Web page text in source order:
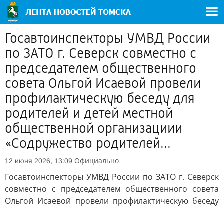
Госавтоинспекторы УМВД России
по ЗАТО г. Северск совместно с
председателем общественного
совета Ольгой Исаевой провели
профилактическую беседу для
родителей и детей местной
общественной организациии
«Содружество родителей...
12 июня 2026, 13:09 Официально
Госавтоинспекторы УМВД России по ЗАТО г. Северск
совместно с председателем общественного совета
Ольгой Исаевой провели профилактическую беседу